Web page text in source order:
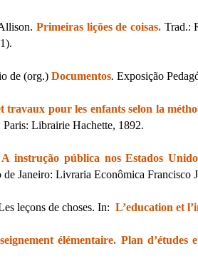
Primeiras lições de coisas. Trad.:
de (org.) Documentos. Exposição
travaux pour les enfants selon la
Paris: Librairie Hachette, 1892.
A instrução pública nos Estados
Janeiro: Livraria Econômica Francisco
leçons de choses. In: L’education et
élémentaire. Plan d’études